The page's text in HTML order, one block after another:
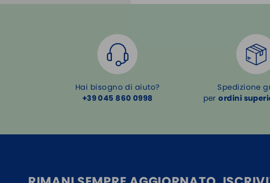
Hai bisogno di aiuto?
+39 045 860 0998
Spedizione
perordini